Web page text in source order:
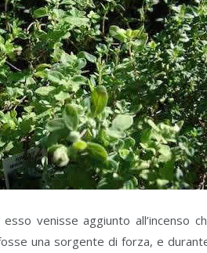
venisse aggiunto all’incenso
una sorgente di forza, e